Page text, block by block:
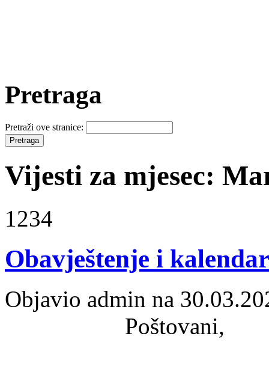
Pretraga
Pretraži ove stranice:
Vijesti za mjesec:
1234
Obavještenje i
Objavio admin na
Poštovani,